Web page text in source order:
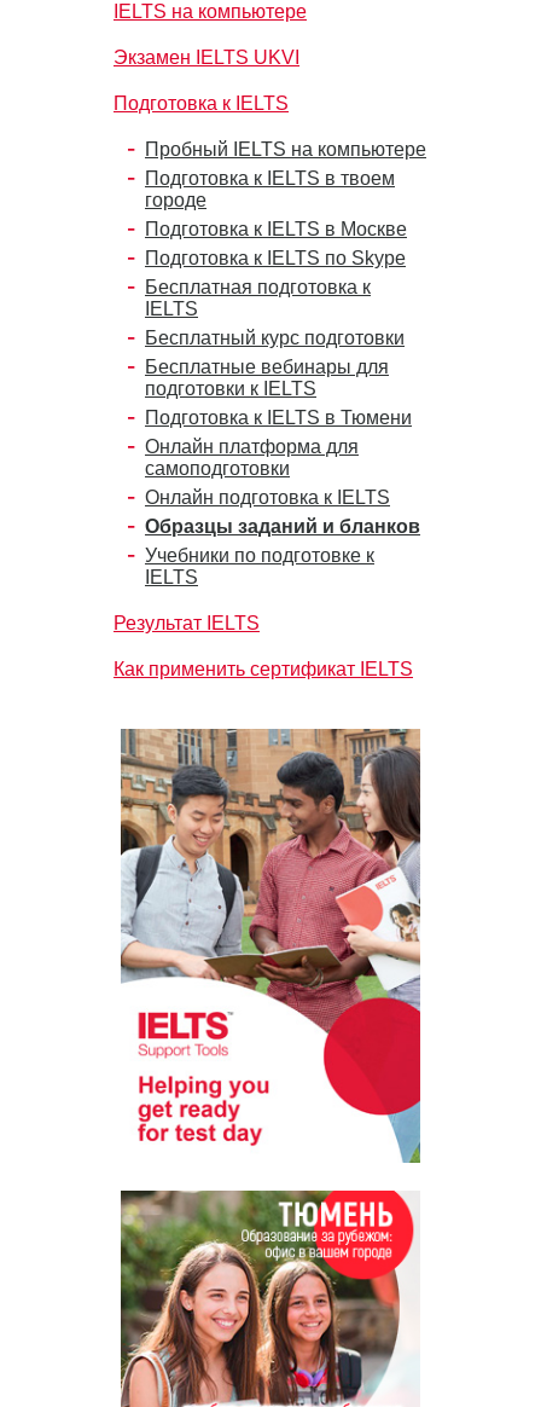
IELTS на компьютере
Экзамен IELTS UKVI
Подготовка к IELTS
Пробный IELTS на компьютере
Подготовка к IELTS в твоем
городе
Подготовка к IELTS в Москве
Подготовка к IELTS по Skype
Бесплатная подготовка к
IELTS
Бесплатный курс подготовки
Бесплатные вебинары для
подготовки к IELTS
Подготовка к IELTS в Тюмени
Онлайн платформа для
самоподготовки
Онлайн подготовка к IELTS
Образцы заданий и бланков
Учебники по подготовке к
IELTS
Результат IELTS
Как применить сертификат IELTS